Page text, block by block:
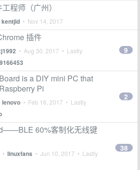
程师（广州）
kentjid • Nov 14, 2017
插件
• Aug 30, 2017 • Lastly
9
is a DIY mini PC that
Pi
lenovo • Feb 16, 2017 • Lastly
2
60%客制化无线键
• linuxfans • Jun 10, 2017 • Lastly
38